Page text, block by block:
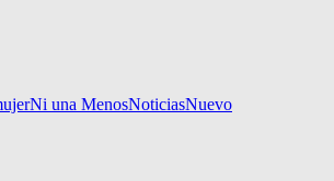
Ni una MenosNoticiasNuevo